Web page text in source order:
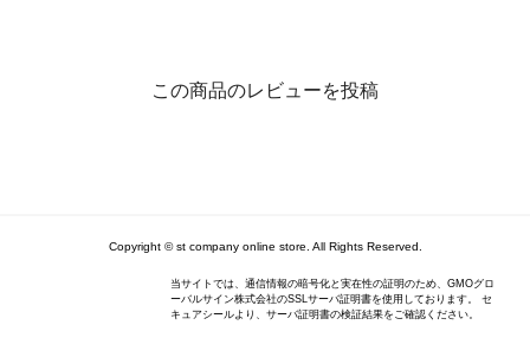
この商品のレビューを投稿
Copyright © st company online store. All Rights Reserved.
当サイトでは、通信情報の暗号化と実在性の証明のため、GMOグロ
ーバルサイン株式会社のSSLサーバ証明書を使用しております。 セ
キュアシールより、サーバ証明書の検証結果をご確認ください。